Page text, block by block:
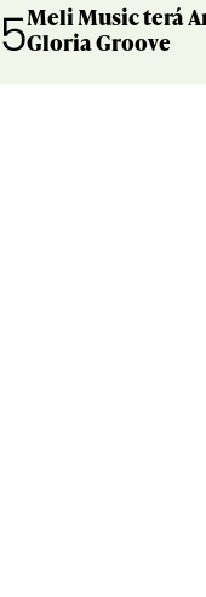
5Meli Music terá
Gloria Groove